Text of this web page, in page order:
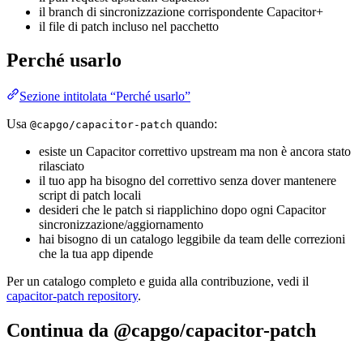
il branch di sincronizzazione corrispondente Capacitor+
il file di patch incluso nel pacchetto
Perché usarlo
Sezione intitolata “Perché usarlo”
Usa @capgo/capacitor-patch quando:
esiste un Capacitor correttivo upstream ma non è ancora stato
rilasciato
il tuo app ha bisogno del correttivo senza dover mantenere
script di patch locali
desideri che le patch si riapplichino dopo ogni Capacitor
sincronizzazione/aggiornamento
hai bisogno di un catalogo leggibile da team delle correzioni
che la tua app dipende
Per un catalogo completo e guida alla contribuzione, vedi il
capacitor-patch repository.
Continua da @capgo/capacitor-patch